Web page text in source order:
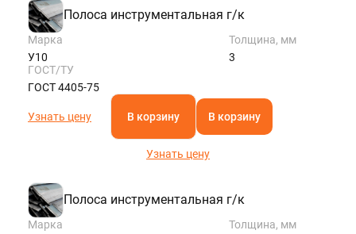
Полоса инструментальная г/к
Марка
У10
Толщина, мм
3
ГОСТ/ТУ
ГОСТ 4405-75
Узнать цену В корзину В корзину
Узнать цену
Полоса инструментальная г/к
Марка
Толщина, мм